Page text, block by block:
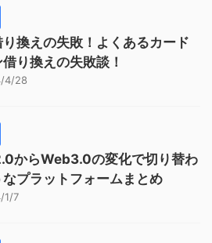
換えの失敗！よくあるカード
借り換えの失敗談！
4/28
からWeb3.0の変化で切り替わ
なプラットフォームまとめ
1/7